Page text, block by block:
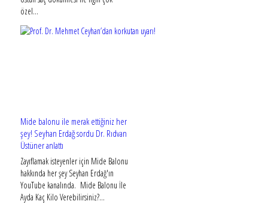
özel...
Mide balonu ile merak ettiğiniz her
şey! Seyhan Erdağ sordu Dr. Rıdvan
Üstüner anlattı
Zayıflamak isteyenler için Mide Balonu
hakkında her şey Seyhan Erdağ'ın
YouTube kanalında. Mide Balonu İle
Ayda Kaç Kilo Verebilirsiniz?...